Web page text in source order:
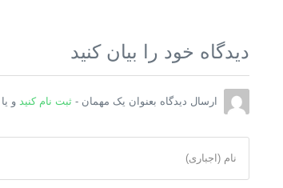
دیدگاه خود را بیان کنید
ارسال دیدگاه بعنوان یک مهمان - ثبت نام کنید و یا
نام (اجباری)